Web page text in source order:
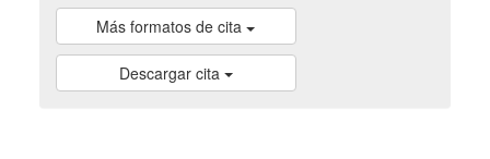
Más formatos de cita
Descargar cita